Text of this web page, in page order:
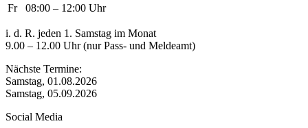
Fr
08:00 – 12:00 Uhr
i. d. R. jeden 1. Samstag im Monat
9.00 – 12.00 Uhr (nur Pass- und Meldeamt)
Nächste Termine:
Samstag, 01.08.2026
Samstag, 05.09.2026
Social Media